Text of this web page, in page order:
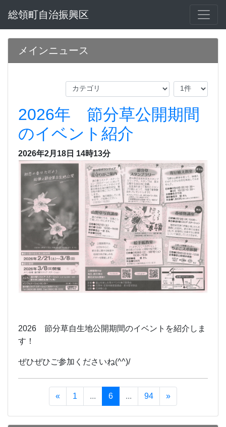
総領町自治振興区
メインニュース
2026年 節分草公開期間
のイベント紹介
2026年2月18日 14時13分
2026 節分草自生地公開期間のイベントを紹介しま
す！
ぜひぜひご参加くださいね(^^)/
« 1 ... 6 ... 94 »